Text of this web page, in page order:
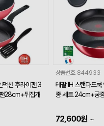
덕션 후라이팬 3
28cm+뒤집개
상품번호 844933
테팔 IH 스탠다드쿡
종 세트 24cm+궁
72,600원 ~